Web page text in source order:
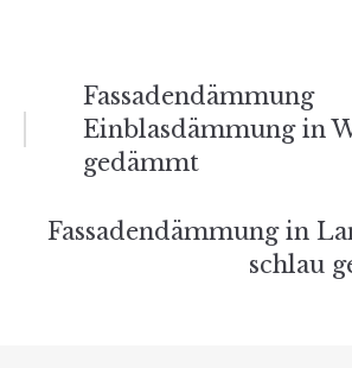
Beitrags-
Navigation
Fassadendämmung
Einblasdämmung in
gedämmt
Fassadendämmung in
schlau